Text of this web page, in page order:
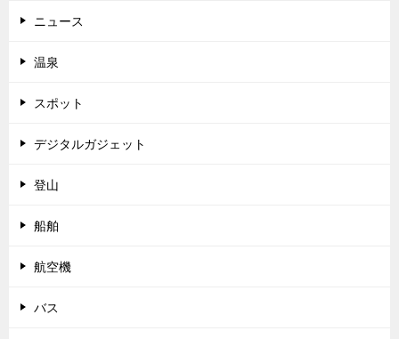
ニュース
温泉
スポット
デジタルガジェット
登山
船舶
航空機
バス